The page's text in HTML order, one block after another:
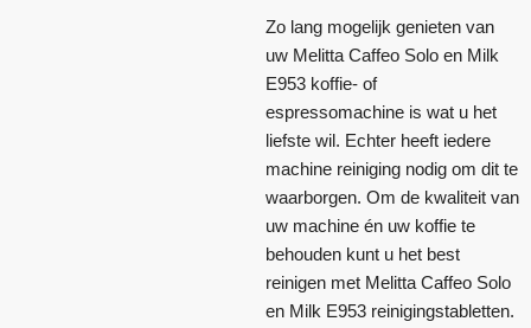
Zo lang mogelijk genieten van
uw Melitta Caffeo Solo en Milk
E953 koffie- of
espressomachine is wat u het
liefste wil. Echter heeft iedere
machine reiniging nodig om dit te
waarborgen. Om de kwaliteit van
uw machine én uw koffie te
behouden kunt u het best
reinigen met Melitta Caffeo Solo
en Milk E953 reinigingstabletten.